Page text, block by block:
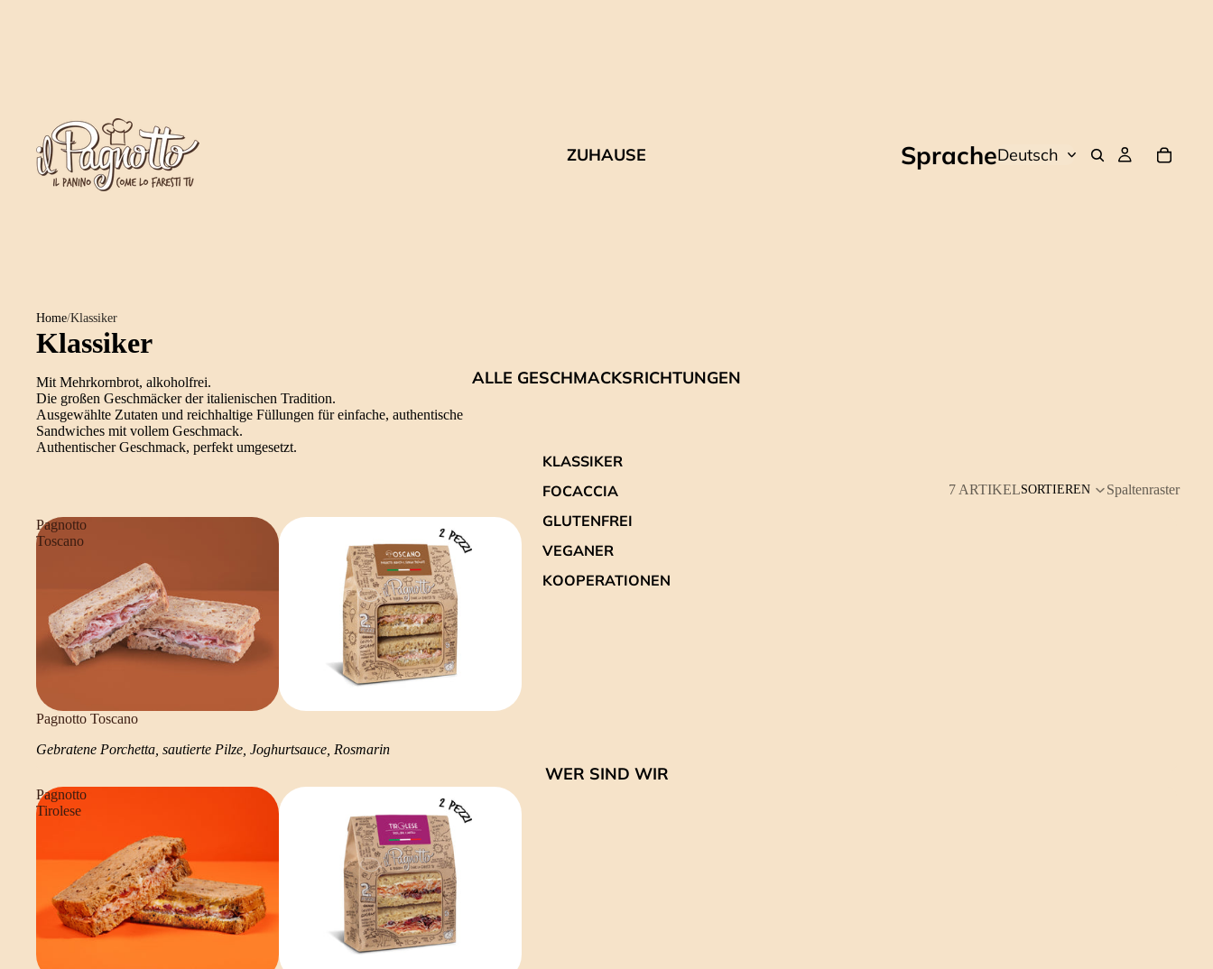
ZUHAUSE
ALLE GESCHMACKSRICHTUNGEN
KLASSIKER
FOCACCIA
GLUTENFREI
VEGANER
KOOPERATIONEN
WER SIND WIR
Sprache
Home/Klassiker
Klassiker
Mit Mehrkornbrot, alkoholfrei.
Die großen Geschmäcker der italienischen Tradition.
Ausgewählte Zutaten und reichhaltige Füllungen für einfache, authentische
Sandwiches mit vollem Geschmack.
Authentischer Geschmack, perfekt umgesetzt.
7 ARTIKELSORTIEREN Spaltenraster
Pagnotto
Toscano
Pagnotto Toscano
Gebratene Porchetta, sautierte Pilze, Joghurtsauce, Rosmarin
Pagnotto
Tirolese